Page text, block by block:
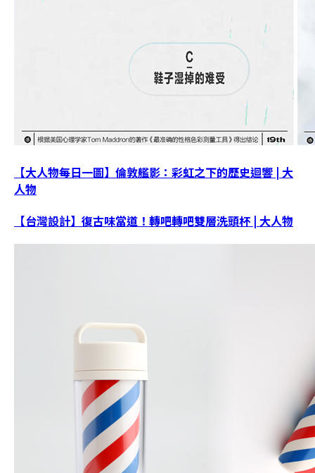
【大人物每日一圖】倫敦艦影：彩虹之下的歷史迴響 | 大
人物
【台灣設計】復古味當道！轉吧轉吧雙層洗頭杯 | 大人物